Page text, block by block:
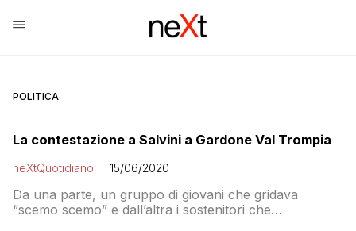
POLITICA
La contestazione a Salvini a Gardone Val Trompia
neXtQuotidiano 15/06/2020
Da una parte, un gruppo di giovani che gridava
“scemo scemo” e dall’altra i sostenitori che